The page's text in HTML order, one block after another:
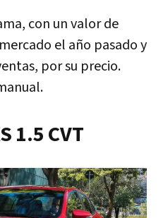
con un valor de
el año pasado y
por su precio.
1.5 CVT